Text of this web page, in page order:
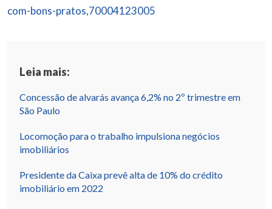
com-bons-pratos,70004123005
Leia mais:
Concessão de alvarás avança 6,2% no 2º trimestre em
São Paulo
Locomoção para o trabalho impulsiona negócios
imobiliários
Presidente da Caixa prevê alta de 10% do crédito
imobiliário em 2022